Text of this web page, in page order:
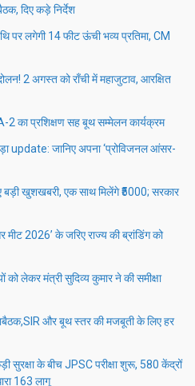
दिए कड़े निर्देश
पर लगेगी 14 फीट ऊंची भव्य प्रतिमा, CM
2 अगस्त को राँची में महाजुटाव, आरक्षित
2 का प्रशिक्षण सह बूथ सम्मेलन कार्यक्रम
update: जानिए अपना ‘प्रोविजनल आंसर-
बड़ी खुशखबरी, एक साथ मिलेंगे ₹5000; सरकार
2026’ के जरिए राज्य की ब्रांडिंग को
को लेकर मंत्री सुदिव्य कुमार ने की समीक्षा
और बूथ स्तर की मजबूती के लिए हर
के बीच JPSC परीक्षा शुरू, 580 केंद्रों
163 लागू